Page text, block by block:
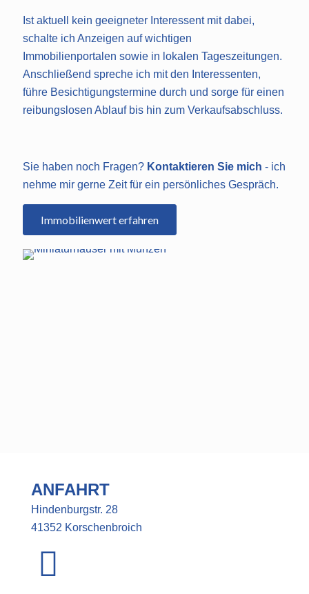
Ist aktuell kein geeigneter Interessent mit dabei,
schalte ich Anzeigen auf wichtigen
Immobilienportalen sowie in lokalen Tageszeitungen.
Anschließend spreche ich mit den Interessenten,
führe Besichtigungstermine durch und sorge für einen
reibungslosen Ablauf bis hin zum Verkaufsabschluss.
Sie haben noch Fragen? Kontaktieren Sie mich - ich
nehme mir gerne Zeit für ein persönliches Gespräch.
Immobilienwert erfahren
ANFAHRT
Hindenburgstr. 28
41352 Korschenbroich